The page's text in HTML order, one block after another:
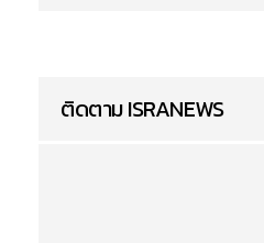
ติดตาม ISRANEWS